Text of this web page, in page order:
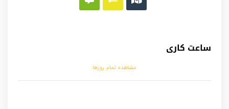
ساعت کاری
مشاهده تمام روزها